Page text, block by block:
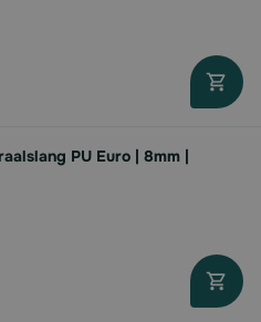
PU Euro | 8mm |